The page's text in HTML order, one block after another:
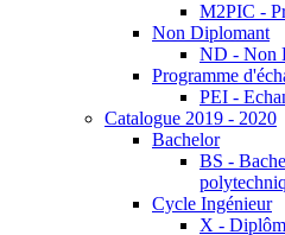
M2PIC -
Non Diplomant
ND - Non
Programme
PEI -
Catalogue 2019 - 2020
Bachelor
BS -
Cycle Ingénieur
X -